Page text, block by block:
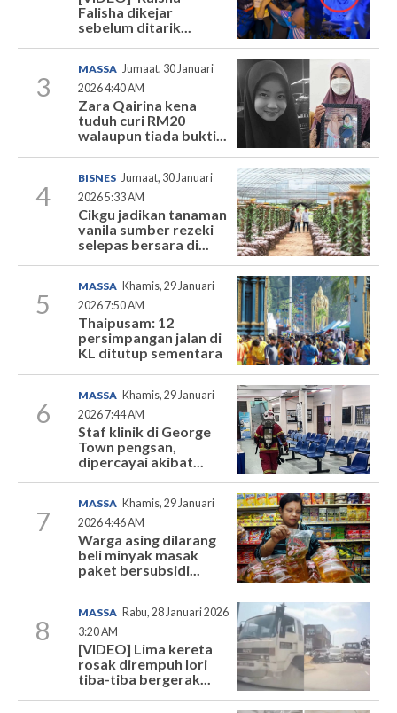
Falisha dikejar
sebelum ditarik...
3
MASSA Jumaat, 30 Januari
2026 4:40 AM
Zara Qairina kena
tuduh curi RM20
walaupun tiada bukti...
4
BISNES Jumaat, 30 Januari
2026 5:33 AM
Cikgu jadikan tanaman
vanila sumber rezeki
selepas bersara di...
5
MASSA Khamis, 29 Januari
2026 7:50 AM
Thaipusam: 12
persimpangan jalan di
KL ditutup sementara
6
MASSA Khamis, 29 Januari
2026 7:44 AM
Staf klinik di George
Town pengsan,
dipercayai akibat...
7
MASSA Khamis, 29 Januari
2026 4:46 AM
Warga asing dilarang
beli minyak masak
paket bersubsidi...
8
MASSA Rabu, 28 Januari 2026
3:20 AM
[VIDEO] Lima kereta
rosak dirempuh lori
tiba-tiba bergerak...